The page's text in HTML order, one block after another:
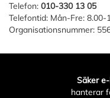
Telefon: 010-330 13 05
Telefontid: Mån-Fre: 8.00-
Organisationsnummer:
Säker
hanterar